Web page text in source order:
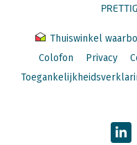
Thuiswinkel
Colofon
Privacy